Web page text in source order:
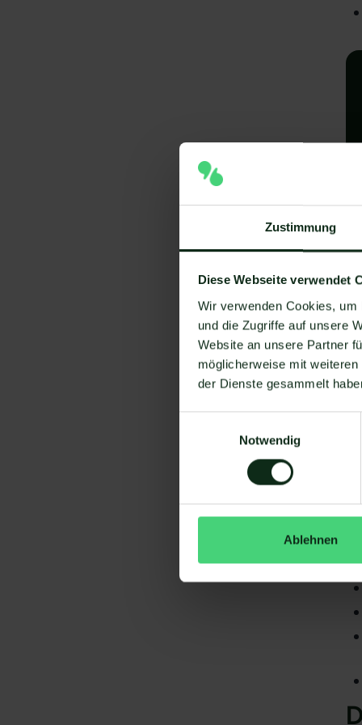
Zustimmung
Diese Webseite verwendet
Wir verwenden Cookies,
und die Zugriffe auf unsere
Website an unsere Partner
möglicherweise mit
der Dienste gesammelt
Notwendig
Ablehnen